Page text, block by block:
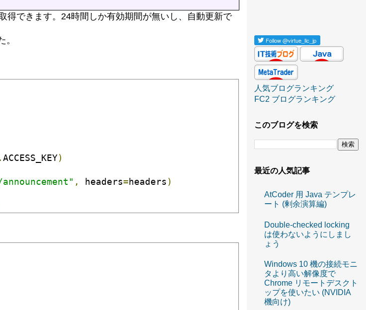
得できます。24時間しか有効期間が無いし、自動更新で
. ACCESS_KEY)
, headers= headers )
Follow@virtue_llc_jp
人気ブログランキング
FC2 ブログランキング
このブログを検索
最近の人気記事
AtCoder 用 Java テンプレ
ート (剰余演算編)
Double-checked locking
は使わないようにしまし
ょう
Windows 10 機の接続モニ
タより高い解像度で
Chrome リモートデスクト
ップを使いたい (NVIDIA
機向け)